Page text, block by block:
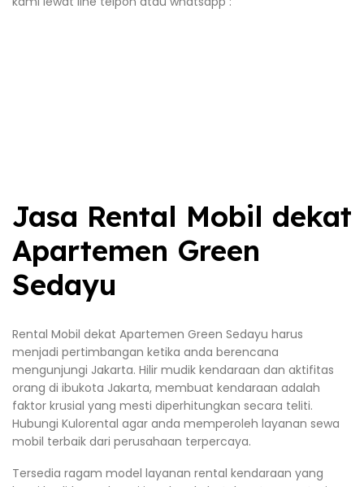
Jasa Rental Mobil dekat
Apartemen Green
Sedayu
Rental Mobil dekat Apartemen Green Sedayu harus
menjadi pertimbangan ketika anda berencana
mengunjungi Jakarta. Hilir mudik kendaraan dan aktifitas
orang di ibukota Jakarta, membuat kendaraan adalah
faktor krusial yang mesti diperhitungkan secara teliti.
Hubungi Kulorental agar anda memperoleh layanan sewa
mobil terbaik dari perusahaan terpercaya.
Tersedia ragam model layanan rental kendaraan yang